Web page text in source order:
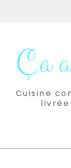
contenuÇa
Cuisine